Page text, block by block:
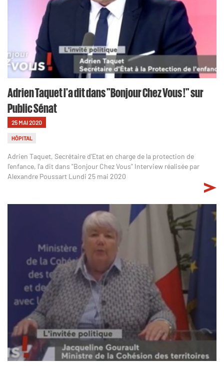
Adrien Taquet l'a dit dans "Bonjour Chez Vous !" sur
Public Sénat
25 MAI 2020
HÔPITAL
Adrien Taquet, Secrétaire d'Etat en charge de la protection de
l'enfance, l'a dit dans "Bonjour Chez Vous" Interview réalisée par
Alexandre Poussart Lundi 25 mai 2020